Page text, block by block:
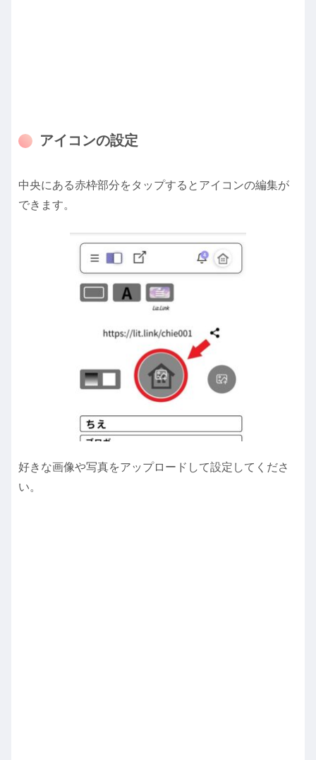
アイコンの設定
中央にある赤枠部分をタップするとアイコンの編集が
できます。
好きな画像や写真をアップロードして設定してくださ
い。